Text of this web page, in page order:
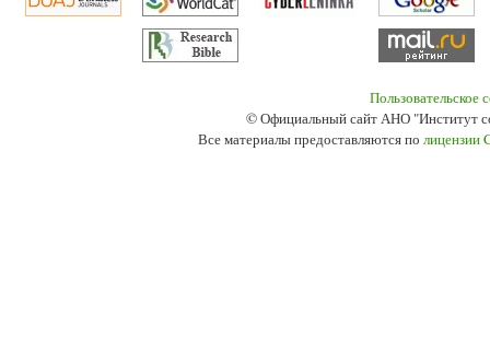
Пользовательское
© Официальный сайт АНО "Институт
Все материалы предоставляются по лицензии